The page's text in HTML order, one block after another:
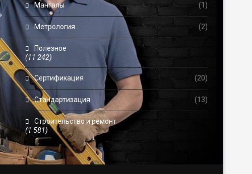
Мангалы (1)
Метрология (2)
Полезное
(11 242)
Сертификация (20)
Стандартизация (13)
Строительство и ремонт
(1 581)